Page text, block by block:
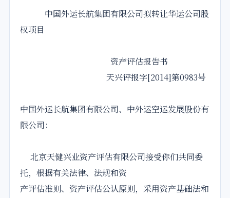
中国外运长航集团有限公司拟转让华运公司股
权项目
资产评估报告书
天兴评报字[2014]第0983号
中国外运长航集团有限公司、中外运空运发展股份有
限公司：
北京天健兴业资产评估有限公司接受你们共同委
托，根据有关法律、法规和资
产评估准则、资产评估公认原则，采用资产基础法和